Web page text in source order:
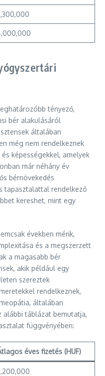
tényező,
bér alakulásáról
általában
még nem rendelkeznek
képességekkel, amelyek
már néhány év
bérnövekedés
tapasztalattal rendelkező
kereshet, mint egy
években mérik,
és a megszerzett
a magasabb bér
akik például egy
szereztek
rendelkeznek,
általában
alábbi táblázat bemutatja,
függvényében:
éves fizetés (HUF)